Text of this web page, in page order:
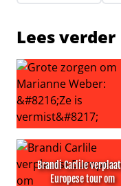
Lees verder
Grote zorgen om
Brandi Carlile
Europese tour om